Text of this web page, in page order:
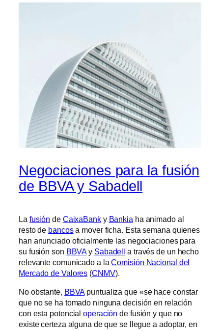
Negociaciones para la fusión
de BBVA y Sabadell
La fusión de CaixaBanky Bankia ha animado al
resto de bancosa mover ficha. Esta semana quienes
han anunciado oficialmente las negociaciones para
su fusión son BBVAy Sabadell a través de un hecho
relevante comunicado a laComisión Nacional del
Mercado de Valores (CNMV).
No obstante, BBVApuntualiza que «se hace constar
que no se ha tomado ninguna decisión en relación
con esta potencialoperación de fusión y que no
existe certeza alguna de que se llegue a adoptar, en